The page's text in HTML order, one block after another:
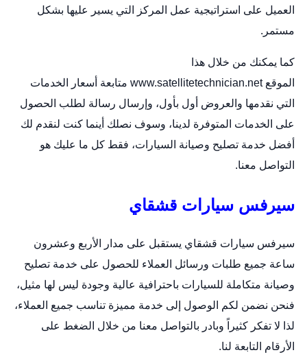
العميل على استراتيجية عمل المركز التي يسير عليها بشكل
مستمر.
كما يمكنك من خلال هذا
الموقعwww.satellitetechnician.netمتابعة أسعار الخدمات
التي نقدمها والعروض أول بأول، وإرسال رسالة لطلب الحصول
على الخدمات المتوفرة لدينا، وسوف نصلك أينما كنت لنقدم لك
أفضل خدمة تصليح وصيانة السيارات، فقط كل ما عليك هو
التواصل معنا.
سيرفس سيارات قشقاي
سيرفس سيارات قشقاي يستقبل على مدار الأربع وعشرون
ساعة جميع طلبات ورسائل العملاء للحصول على خدمة تصليح
وصيانة متكاملة للسيارات باحترافية عالية وجودة ليس لها مثيل،
فنحن نضمن لكم الوصول إلى خدمة مميزة تناسب جميع العملاء،
لذا لا تفكر كثيراً وبادر بالتواصل معنا من خلال الضغط على
الأرقام التابعة لنا.